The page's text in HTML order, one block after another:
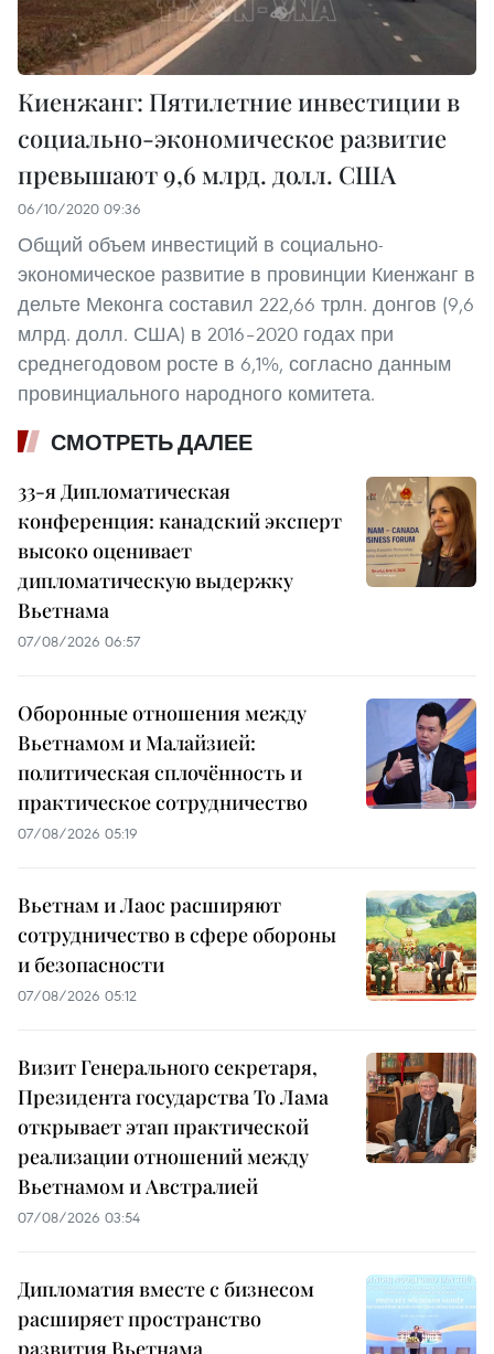
Киенжанг: Пятилетние инвестиции в
социально-экономическое развитие
превышают 9,6 млрд. долл. США
06/10/2020 09:36
Общий объем инвестиций в социально-
экономическое развитие в провинции Киенжанг в
дельте Меконга составил 222,66 трлн. донгов (9,6
млрд. долл. США) в 2016–2020 годах при
среднегодовом росте в 6,1%, согласно данным
провинциального народного комитета.
СМОТРЕТЬ ДАЛЕЕ
33-я Дипломатическая
конференция: канадский эксперт
высоко оценивает
дипломатическую выдержку
Вьетнама
07/08/2026 06:57
Оборонные отношения между
Вьетнамом и Малайзией:
политическая сплочённость и
практическое сотрудничество
07/08/2026 05:19
Вьетнам и Лаос расширяют
сотрудничество в сфере обороны
и безопасности
07/08/2026 05:12
Визит Генерального секретаря,
Президента государства То Лама
открывает этап практической
реализации отношений между
Вьетнамом и Австралией
07/08/2026 03:54
Дипломатия вместе с бизнесом
расширяет пространство
развития Вьетнама